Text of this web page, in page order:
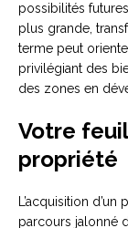
possibilités
plus grande,
terme peut
privilégiant des
des zones en
Votre
propriété
L’acquisition
parcours jalonné